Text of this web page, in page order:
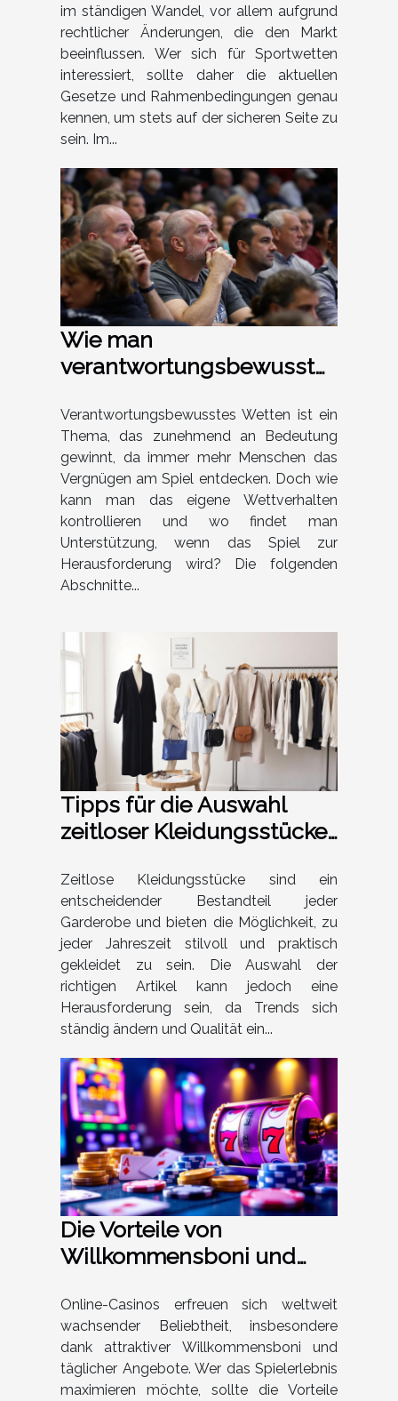
im ständigen Wandel, vor allem aufgrund
rechtlicher Änderungen, die den Markt
beeinflussen. Wer sich für Sportwetten
interessiert, sollte daher die aktuellen
Gesetze und Rahmenbedingungen genau
kennen, um stets auf der sicheren Seite zu
sein. Im...
Wie man
verantwortungsbewusst
findet
Verantwortungsbewusstes Wetten ist ein
Thema, das zunehmend an Bedeutung
gewinnt, da immer mehr Menschen das
Vergnügen am Spiel entdecken. Doch wie
kann man das eigene Wettverhalten
kontrollieren und wo findet man
Unterstützung, wenn das Spiel zur
Herausforderung wird? Die folgenden
Abschnitte...
Tipps für die Auswahl
zeitloser Kleidungsstücke
Zeitlose Kleidungsstücke sind ein
entscheidender Bestandteil jeder
Garderobe und bieten die Möglichkeit, zu
jeder Jahreszeit stilvoll und praktisch
gekleidet zu sein. Die Auswahl der
richtigen Artikel kann jedoch eine
Herausforderung sein, da Trends sich
ständig ändern und Qualität ein...
Die Vorteile von
Willkommensboni und
Online-Casinos
Online-Casinos erfreuen sich weltweit
wachsender Beliebtheit, insbesondere
dank attraktiver Willkommensboni und
täglicher Angebote. Wer das Spielerlebnis
maximieren möchte, sollte die Vorteile